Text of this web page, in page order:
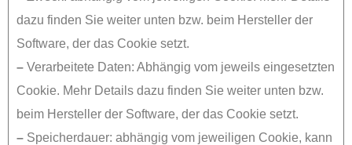
dazu finden Sie weiter unten bzw. beim Hersteller der
Software, der das Cookie setzt.
– Verarbeitete Daten: Abhängig vom jeweils eingesetzten
Cookie. Mehr Details dazu finden Sie weiter unten bzw.
beim Hersteller der Software, der das Cookie setzt.
– Speicherdauer: abhängig vom jeweiligen Cookie, kann